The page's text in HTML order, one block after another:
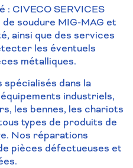
CIVECO SERVICES
soudure MIG-MAG et
ainsi que des services
les éventuels
métalliques.
spécialisés dans la
industriels,
les bennes, les chariots
types de produits de
Nos réparations
pièces défectueuses et